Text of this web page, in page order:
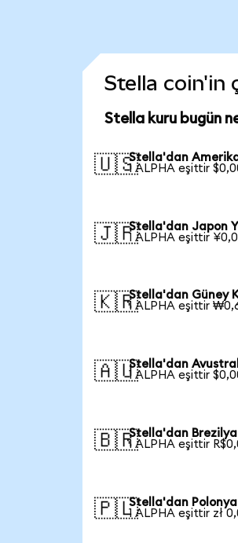
Stella coin'in
Stella kuru bugün
🇺🇸Stella'dan
1 ALPHA eşittir
🇯🇵Stella'dan Japon
1 ALPHA eşittir
🇰🇷Stella'dan Güney
1 ALPHA eşittir
🇦🇺Stella'dan
1 ALPHA eşittir
🇧🇷Stella'dan
1 ALPHA eşittir
🇵🇱Stella'dan
1 ALPHA eşittir zł